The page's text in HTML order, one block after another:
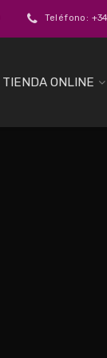
Teléfono:
TIENDA ONLINE